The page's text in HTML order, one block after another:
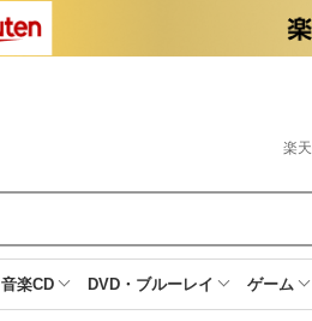
楽
音楽CD DVD・ブルーレイ ゲーム